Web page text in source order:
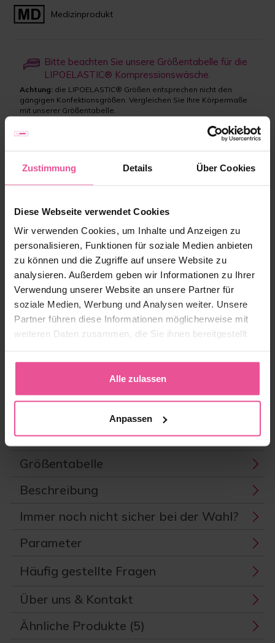
Zustimmung Details Über Cookies
Diese Webseite verwendet Cookies
Wir verwenden Cookies, um Inhalte und Anzeigen zu
personalisieren, Funktionen für soziale Medien anbieten
zu können und die Zugriffe auf unsere Website zu
analysieren. Außerdem geben wir Informationen zu Ihrer
Verwendung unserer Website an unsere Partner für
soziale Medien, Werbung und Analysen weiter. Unsere
Partner führen diese Informationen möglicherweise mit
weiteren Daten zusammen, die Sie ihnen bereitgestellt
gesammelt haben.
Alle zulassen
Anpassen
Medizinprodukt
Bitte beachten Sie unsere Größentabelle für die
LIPOELASTIC® Kompressionswäsche.
Achtung: die LIPOELASTIC® Größen entsprechen nicht den
gängigen Konfektionsgrößen. Vergleichen Sie Ihre Körpermaße
mit unserer Größentabelle.
Schwarz
Vorrätig
179,90 €
- + Zum Warenkorb hinzufügen
Produkt-ID:LIPO-VD13V00C
Größentabelle
Beschreibung
Immer noch nicht sicher bei der Wahl?
Parameter
Häufig gestellte Fragen
Über uns & Kontakt
Ähnliche Produkte (5)